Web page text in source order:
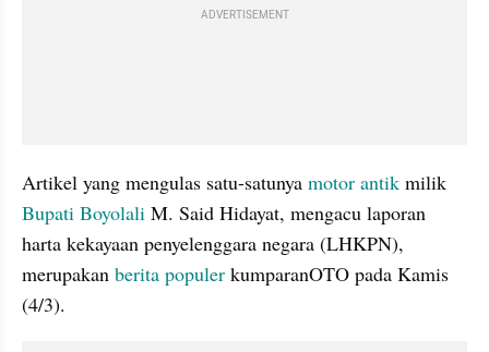
ADVERTISEMENT
Artikel yang mengulas satu-satunya motor antik
Bupati Boyolali M. Said Hidayat, mengacu laporan
harta kekayaan penyelenggara negara (LHKPN),
merupakan berita populer kumparanOTO pada Kamis
(4/3).